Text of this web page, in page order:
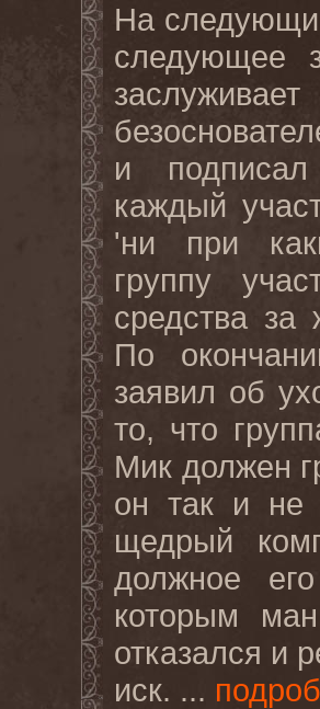
На
следующее
и подписал
каждый
'ни при
группу
средства за
По
заявил об
то, что
Мик должен
он так и не
щедрый
должное
которым
отказался и
иск. ...